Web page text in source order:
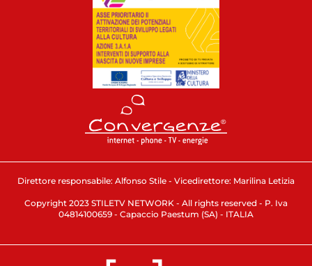
Direttore responsabile: Alfonso Stile - Vicedirettore: Marilina Letizia
Copyright 2023 STILETV NETWORK - All rights reserved - P. Iva
04814100659 - Capaccio Paestum (SA) - ITALIA